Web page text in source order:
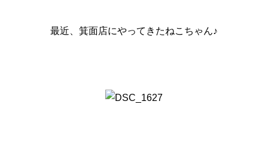
最近、箕面店にやってきたねこちゃん♪